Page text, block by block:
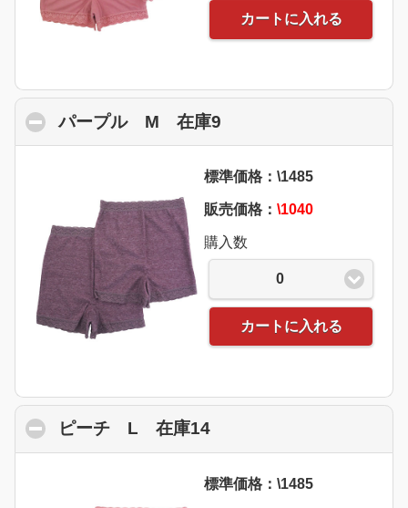
カートに入れる
パープル M 在庫9
標準価格：\1485
販売価格： \1040
購入数
0
カートに入れる
ピーチ L 在庫14click to collapse
標準価格：\1485